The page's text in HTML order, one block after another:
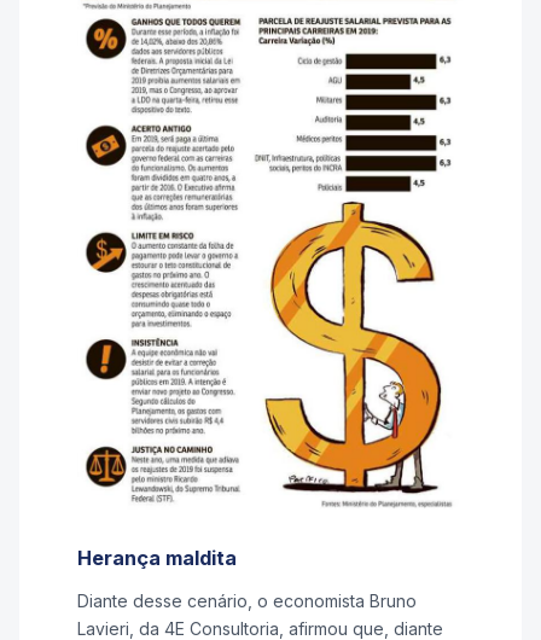
Herança maldita
Diante desse cenário, o economista Bruno
Lavieri, da 4E Consultoria, afirmou que, diante